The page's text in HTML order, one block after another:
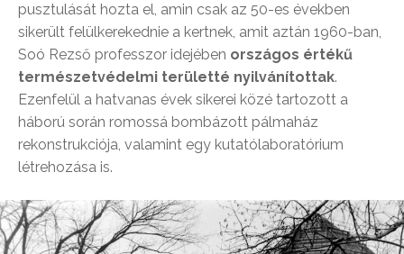
pusztulását hozta el, amin csak az 50-es években
sikerült felülkerekednie a kertnek, amit aztán 1960-ban,
Soó Rezső professzor idejében országos értékű
természetvédelmi területté nyilvánítottak.
Ezenfelül a hatvanas évek sikerei közé tartozott a
háború során romossá bombázott pálmaház
rekonstrukciója, valamint egy kutatólaboratórium
létrehozása is.